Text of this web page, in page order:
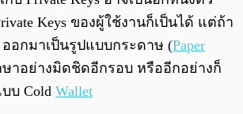
Keys ของผู้ใช้งานก็เป็นได้ แต่ถ้า
ออกมาเป็นรูปแบบกระดาษ (Paper
ษาอย่างมิดชิดอีกรอบ หรืออีกอย่างก็
บ Cold Wallet